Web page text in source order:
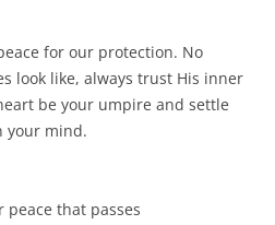
for our protection. No
look like, always trust His inner
be your umpire and settle
your mind.
peace that passes